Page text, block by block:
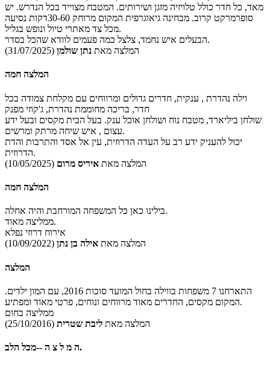
מאד, כל חדר כולל טלויזיה מזגן ושירותים. המטבח מצוייד בכל הנדרש. יש
סופרמרקט קרוב. מבחינה גיאוגרפית המקום מרוחק 30-60דקות נסיעה
מכל צד מאתרי טיול ונופש בגליל.
הבעלים איש נחמד, צלצל כמה פעמים לוודא שהכל בסדר.
המלצה מאת נתן שולמן (31/07/2025)
המלצה חמה
וילה נהדרת , ענקית, חדרים גדולים ומרווחים עם מקלחת צמודה בכל
חדר, בריכה מחוממת נהדרת, ג'קוזי מפנק
שולחן ביליארד, מטבח נוח ושולחן אוכל ענק. בעל הבית מקסים ובעל ידע
עצום , איש שיחה מרתק ומרשים.
יכול להעניק ידע רב על העדה הדרוזית, עין אל אסד והתרבות והדת
הדרוזית.
המלצה מאת איריס מרום (10/05/2025)
המלצה חמה
בילינו כאן כל המשפחה המורחבת והיה אחלה.
ממליצה מאוד.
אירוח דרוזי נפלא
המלצה מאת אילה בן נתן (10/09/2022)
המלצה
התארחנו 7 משפחות בווילה בחול המועד סוכות 2016, עם המון ילדים.
המקום מקסים, החדרים מאוד מרווחים ונוחים, פרטי מאוד ומפתיע.
ממליצה בחום
המלצה מאת ליבת שטרית (25/10/2016)
ה מ ל צ ה --מכל הלב.